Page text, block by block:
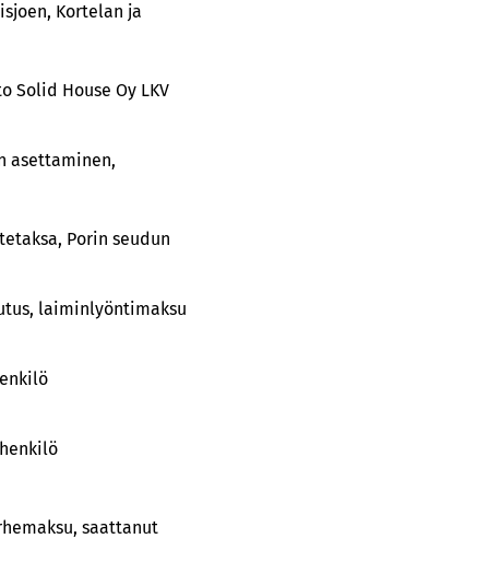
Kortelan ja
Solid House Oy LKV
asettaminen,
Porin seudun
laiminlyöntimaksu
saattanut